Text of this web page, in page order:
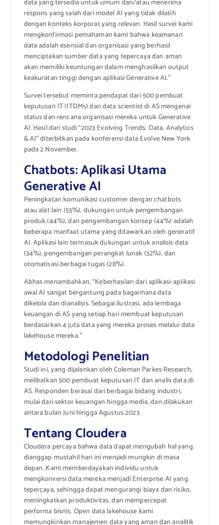
data yang tersedia untuk umum dan/atau menerima
respons yang salah dari model AI yang tidak dilatih
dengan konteks korporat yang relevan. Hasil survei kami
mengkonfirmasi pemahaman kami bahwa keamanan
data adalah esensial dan organisasi yang berhasil
menciptakan sumber data yang tepercaya dan aman
akan memiliki keuntungan dalam menghasilkan output
keakuratan tinggi dengan aplikasi Generative AI.”
Survei tersebut meminta pendapat dari 500 pembuat
keputusan IT (ITDMs) dan data scientist di AS mengenai
status dan rencana organisasi mereka untuk Generative
AI. Hasil dari studi “2023 Evolving Trends: Data, Analytics
& AI” diterbitkan pada konferensi data Evolve New York
pada 2 November.
Chatbots: Aplikasi Utama
Generative AI
Peningkatan komunikasi customer dengan chatbots
atau alat lain (55%), dukungan untuk pengembangan
produk (44%), dan pengembangan konsep (44%) adalah
beberapa manfaat utama yang ditawarkan oleh generatif
AI. Aplikasi lain termasuk dukungan untuk analisis data
(34%), pengembangan perangkat lunak (32%), dan
otomatisasi berbagai tugas (28%).
Abhas menambahkan, “Keberhasilan dari aplikasi-aplikasi
awal AI sangat bergantung pada bagaimana data
dikelola dan dianalisis. Sebagai ilustrasi, ada lembaga
keuangan di AS yang setiap hari membuat keputusan
berdasarkan 4 juta data yang mereka proses melalui data
lakehouse mereka.”
Metodologi Penelitian
Studi ini, yang dijalankan oleh Coleman Parkes Research,
melibatkan 500 pembuat keputusan IT dan analis data di
AS. Responden berasal dari berbagai bidang industri,
mulai dari sektor keuangan hingga media, dan dilakukan
antara bulan Juni hingga Agustus 2023.
Tentang Cloudera
Cloudera percaya bahwa data dapat mengubah hal yang
dianggap mustahil hari ini menjadi mungkin di masa
depan. Kami memberdayakan individu untuk
mengkonversi data mereka menjadi Enterprise AI yang
tepercaya, sehingga dapat mengurangi biaya dan risiko,
meningkatkan produktivitas, dan mempercepat
performa bisnis. Open data lakehouse kami
memungkinkan manajemen data yang aman dan analitik